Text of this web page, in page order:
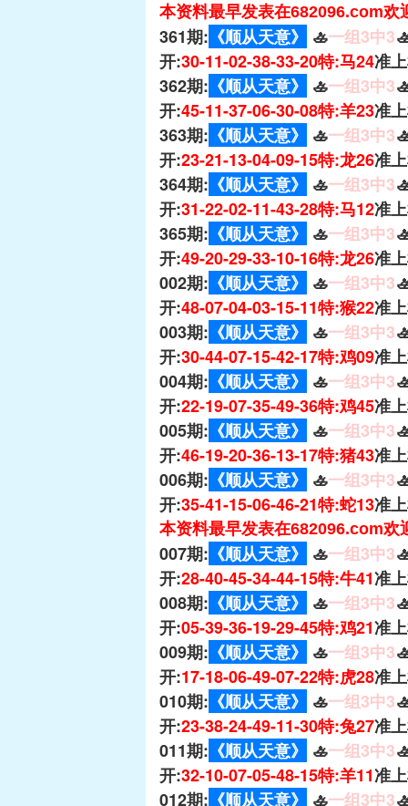
本资料最早发表在682096.com欢
361期: 《顺从天意》 🚣一组3中3
开:30-11-02-38-33-20特:马24准
362期: 《顺从天意》 🚣一组3中3
开:45-11-37-06-30-08特:羊23准
363期: 《顺从天意》 🚣一组3中3
开:23-21-13-04-09-15特:龙26准
364期: 《顺从天意》 🚣一组3中3
开:31-22-02-11-43-28特:马12准
365期: 《顺从天意》 🚣一组3中3
开:49-20-29-33-10-16特:龙26准
002期: 《顺从天意》 🚣一组3中3
开:48-07-04-03-15-11特:猴22准
003期: 《顺从天意》 🚣一组3中3
开:30-44-07-15-42-17特:鸡09准
004期: 《顺从天意》 🚣一组3中3
开:22-19-07-35-49-36特:鸡45准
005期: 《顺从天意》 🚣一组3中3
开:46-19-20-36-13-17特:猪43准
006期: 《顺从天意》 🚣一组3中3
开:35-41-15-06-46-21特:蛇13准
本资料最早发表在682096.com欢
007期: 《顺从天意》 🚣一组3中3
开:28-40-45-34-44-15特:牛41准
008期: 《顺从天意》 🚣一组3中3
开:05-39-36-19-29-45特:鸡21准
009期: 《顺从天意》 🚣一组3中3
开:17-18-06-49-07-22特:虎28准
010期: 《顺从天意》 🚣一组3中3
开:23-38-24-49-11-30特:兔27准
011期: 《顺从天意》 🚣一组3中3
开:32-10-07-05-48-15特:羊11准
012期: 《顺从天意》 🚣一组3中3